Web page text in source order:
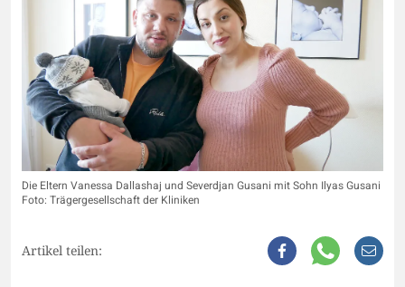
Die Eltern Vanessa Dallashaj und Severdjan Gusani mit Sohn Ilyas Gusani
Foto: Trägergesellschaft der Kliniken
Artikel teilen: